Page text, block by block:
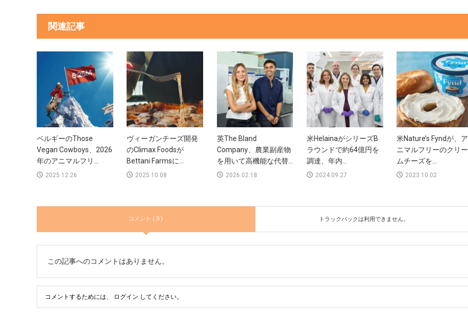
関連記事
ベルギーのThose
Vegan Cowboys、2026
年のアニマルフリ...
2025.12.26
ヴィーガンチーズ開発
のClimax Foodsが
Bettani Farmsに...
2025.10.08
英The Bland
Company、農業副産物
を用いて高機能な代替...
2026.02.18
米HelainaがシリーズB
ラウンドで約64億円を
調達、年内...
2024.09.27
米Nature’s Fyndが、ア
ニマルフリーのクリー
ムチーズを...
2023.10.02
コメント ( 0 ) トラックバックは利用できません。
この記事へのコメントはありません。
コメントするためには、 ログイン してください。